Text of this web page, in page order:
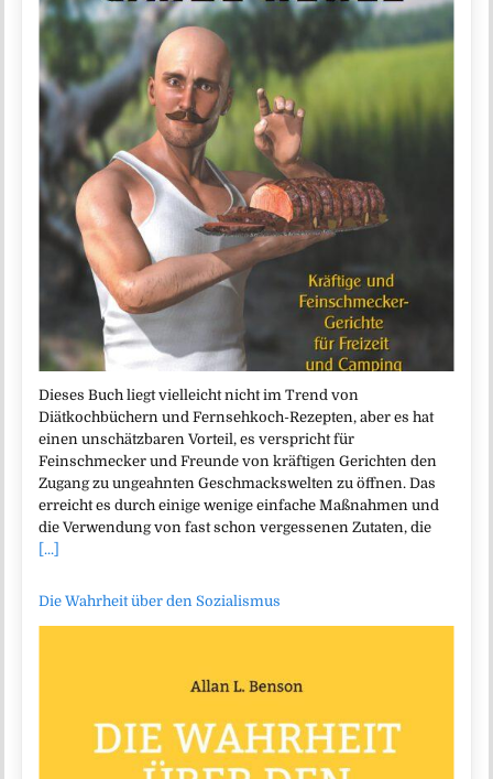
Dieses Buch liegt vielleicht nicht im Trend von
Diätkochbüchern und Fernsehkoch-Rezepten, aber es hat
einen unschätzbaren Vorteil, es verspricht für
Feinschmecker und Freunde von kräftigen Gerichten den
Zugang zu ungeahnten Geschmackswelten zu öffnen. Das
erreicht es durch einige wenige einfache Maßnahmen und
die Verwendung von fast schon vergessenen Zutaten, die
[...]
Die Wahrheit über den Sozialismus